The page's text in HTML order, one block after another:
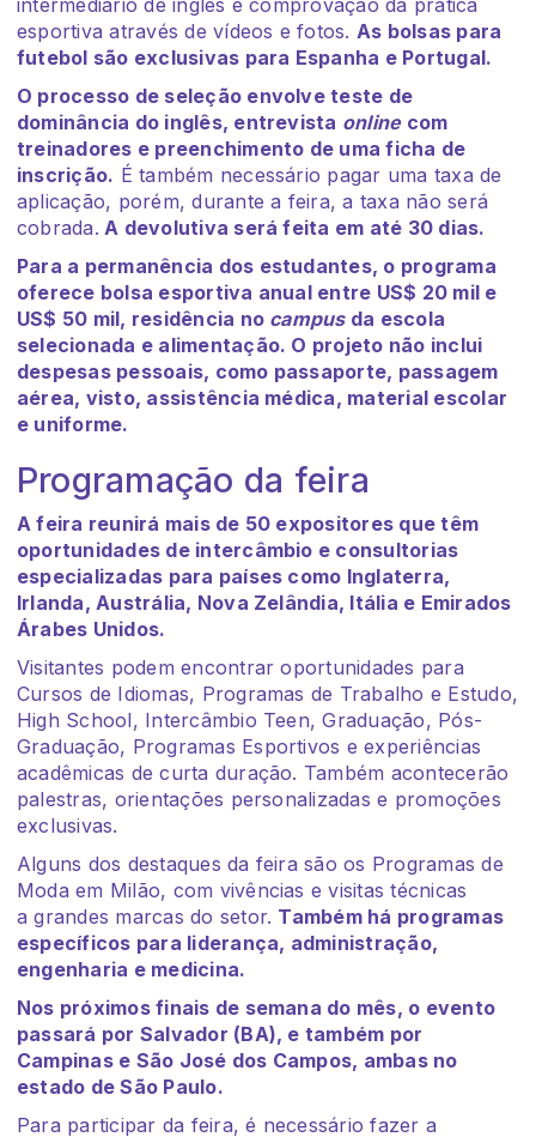
intermediário de inglês e comprovação da prática
esportiva através de vídeos e fotos. As bolsas para
futebol são exclusivas para Espanha e Portugal.
O processo de seleção envolve teste de
dominância do inglês, entrevista onlinecom
treinadores e preenchimento de uma ficha de
inscrição. É também necessário pagar uma taxa de
aplicação, porém, durante a feira, a taxa não será
cobrada. A devolutiva será feita em até 30 dias.
Para a permanência dos estudantes, o programa
oferece bolsa esportiva anual entre US$ 20 mil e
US$ 50 mil, residência no campusda escola
selecionada e alimentação. O projeto não inclui
despesas pessoais, como passaporte, passagem
aérea, visto, assistência médica, material escolar
e uniforme.
Programação da feira
A feira reunirá mais de 50 expositores que têm
oportunidades de intercâmbio e consultorias
especializadas para países como Inglaterra,
Irlanda, Austrália, Nova Zelândia, Itália e Emirados
Árabes Unidos.
Visitantes podem encontrar oportunidades para
Cursos de Idiomas, Programas de Trabalho e Estudo,
High School, Intercâmbio Teen, Graduação, Pós-
Graduação, Programas Esportivos e experiências
acadêmicas de curta duração. Também acontecerão
palestras, orientações personalizadas e promoções
exclusivas.
Alguns dos destaques da feira são os Programas de
Moda em Milão, com vivências e visitas técnicas
a grandes marcas do setor. Também há programas
específicos para liderança, administração,
engenharia e medicina.
Nos próximos finais de semana do mês, o evento
passará por Salvador (BA), e também por
Campinas e São José dos Campos, ambas no
estado de São Paulo.
Para participar da feira, é necessário fazer a